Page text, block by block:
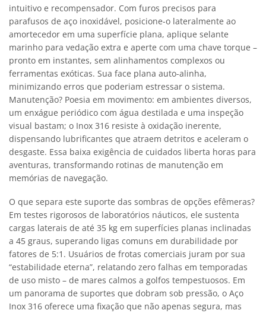
intuitivo e recompensador. Com furos precisos para
parafusos de aço inoxidável, posicione-o lateralmente ao
amortecedor em uma superfície plana, aplique selante
marinho para vedação extra e aperte com uma chave torque –
pronto em instantes, sem alinhamentos complexos ou
ferramentas exóticas. Sua face plana auto-alinha,
minimizando erros que poderiam estressar o sistema.
Manutenção? Poesia em movimento: em ambientes diversos,
um enxágue periódico com água destilada e uma inspeção
visual bastam; o Inox 316 resiste à oxidação inerente,
dispensando lubrificantes que atraem detritos e aceleram o
desgaste. Essa baixa exigência de cuidados liberta horas para
aventuras, transformando rotinas de manutenção em
memórias de navegação.
O que separa este suporte das sombras de opções efêmeras?
Em testes rigorosos de laboratórios náuticos, ele sustenta
cargas laterais de até 35 kg em superfícies planas inclinadas
a 45 graus, superando ligas comuns em durabilidade por
fatores de 5:1. Usuários de frotas comerciais juram por sua
“estabilidade eterna”, relatando zero falhas em temporadas
de uso misto – de mares calmos a golfos tempestuosos. Em
um panorama de suportes que dobram sob pressão, o Aço
Inox 316 oferece uma fixação que não apenas segura, mas